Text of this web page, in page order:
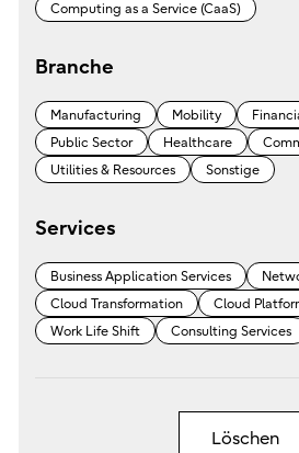
Computing as a Service (CaaS)
Branche
Manufacturing Mobility
Public Sector
Healthcare
Utilities & Resources
Sonstige
Services
Business Application Services
Cloud Transformation
Cloud
Work Life Shift
Consulting Services
Löschen